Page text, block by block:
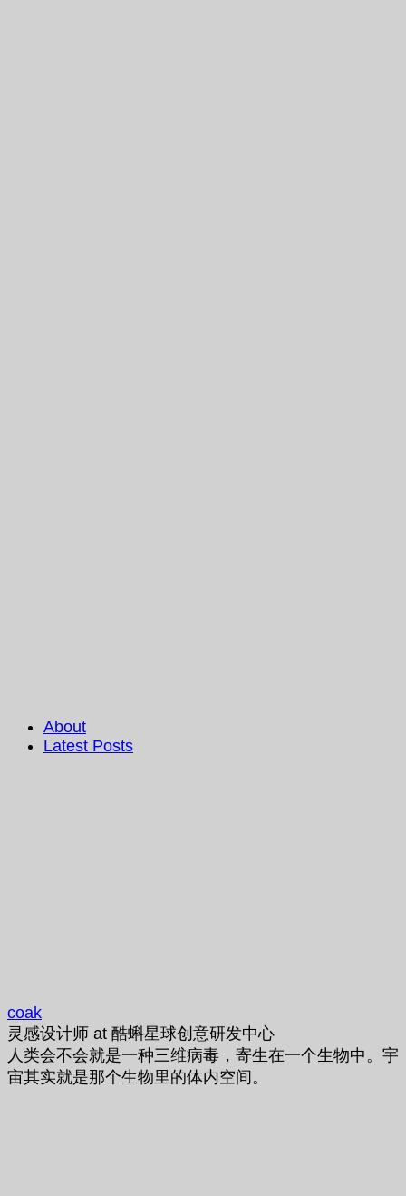
About
Latest Posts
coak
灵感设计师 at 酷蝌星球创意研发中心
人类会不会就是一种三维病毒，寄生在一个生物中。宇
宙其实就是那个生物里的体内空间。